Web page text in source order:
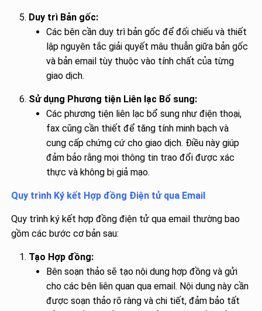
Duy trì Bản gốc:
Các bên cần duy trì bản gốc để đối chiếu và thiết
lập nguyên tắc giải quyết mâu thuẫn giữa bản gốc
và bản email tùy thuộc vào tính chất của từng
giao dịch.
Sử dụng Phương tiện Liên lạc Bổ sung:
Các phương tiện liên lạc bổ sung như điện thoại,
fax cũng cần thiết để tăng tính minh bạch và
cung cấp chứng cứ cho giao dịch. Điều này giúp
đảm bảo rằng mọi thông tin trao đổi được xác
thực và không bị giả mạo.
Quy trình Ký kết Hợp đồng Điện tử qua Email
Quy trình ký kết hợp đồng điện tử qua email thường bao
gồm các bước cơ bản sau:
Tạo Hợp đồng:
Bên soạn thảo sẽ tạo nội dung hợp đồng và gửi
cho các bên liên quan qua email. Nội dung này cần
được soạn thảo rõ ràng và chi tiết, đảm bảo tất